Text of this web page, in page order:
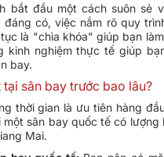
bắt đầu một cách suôn sẻ
đáng có, việc nắm rõ quy
là "chìa khóa" giúp bạn
kinh nghiệm thực tế giúp
bay.
tại sân bay trước bao lâu?
thời gian là ưu tiên hàng
một sân bay quốc tế có lượng
Mai.